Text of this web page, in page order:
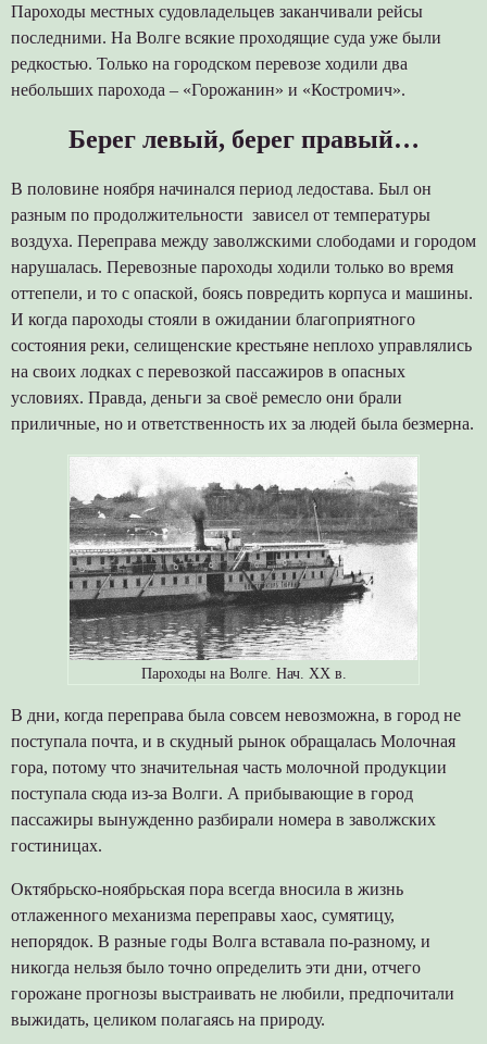
Пароходы местных судовладельцев заканчивали рейсы
последними. На Волге всякие проходящие суда уже были
редкостью. Только на городском перевозе ходили два
небольших парохода – «Горожанин» и «Костромич».
Берег левый, берег правый…
В половине ноября начинался период ледостава. Был он
разным по продолжительности зависел от температуры
воздуха. Переправа между заволжскими слободами и городом
нарушалась. Перевозные пароходы ходили только во время
оттепели, и то с опаской, боясь повредить корпуса и машины.
И когда пароходы стояли в ожидании благоприятного
состояния реки, селищенские крестьяне неплохо управлялись
на своих лодках с перевозкой пассажиров в опасных
условиях. Правда, деньги за своё ремесло они брали
приличные, но и ответственность их за людей была безмерна.
Пароходы на Волге. Нач. ХХ в.
В дни, когда переправа была совсем невозможна, в город не
поступала почта, и в скудный рынок обращалась Молочная
гора, потому что значительная часть молочной продукции
поступала сюда из-за Волги. А прибывающие в город
пассажиры вынужденно разбирали номера в заволжских
гостиницах.
Октябрьско-ноябрьская пора всегда вносила в жизнь
отлаженного механизма переправы хаос, сумятицу,
непорядок. В разные годы Волга вставала по-разному, и
никогда нельзя было точно определить эти дни, отчего
горожане прогнозы выстраивать не любили, предпочитали
выжидать, целиком полагаясь на природу.